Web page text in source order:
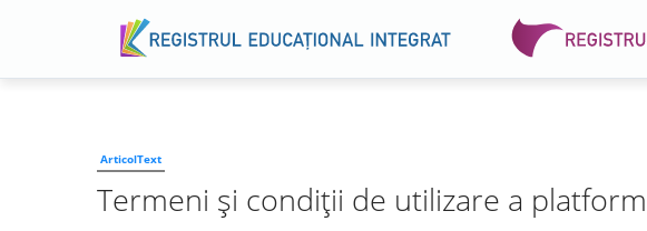
ArticolText
Termeni şi condiţii de utilizare a